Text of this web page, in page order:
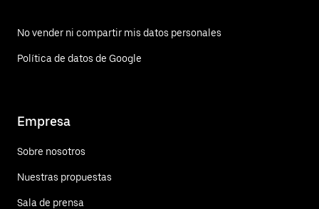
No vender ni compartir mis datos personales
Política de datos de Google
Empresa
Sobre nosotros
Nuestras propuestas
Sala de prensa